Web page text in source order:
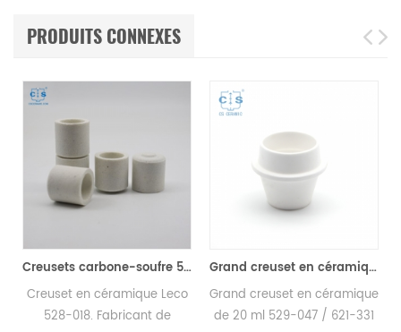
PRODUITS CONNEXES
Creusets carbone-soufre 528-018 Eltra 90150 Horiba 905.200.380.001 Creuset céramique pour analyseur carbone/soufre
Creuset en céramique Leco
528-018. Fabricant de
Grand creuset en céramique TGA 529-047 621-331 20CC ALPHA AR9047 pour LECO 701
Grand creuset en céramique
de 20 ml 529-047 / 621-331